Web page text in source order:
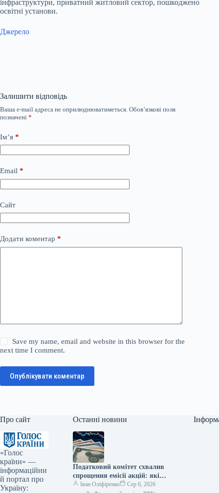
інфраструктури, приватний житловий сектор, пошкоджено
освітні установи.
Джерело
Залишити відповідь
Ваша e-mail адреса не оприлюднюватиметься. Обов’язкові поля
позначені *
Ім’я *
Email *
Сайт
Додати коментар *
Save my name, email and website in this browser for the
next time I comment.
Опублікувати коментар
Про сайт
«Голос
країни» —
інформаційни
й портал про
Україну:
Останні новини
Податковий комітет схвалив
спрощення емісії акцій: які
зміни очікуються — Мінфін
Іван Оліфіренко
Сер 6, 2026